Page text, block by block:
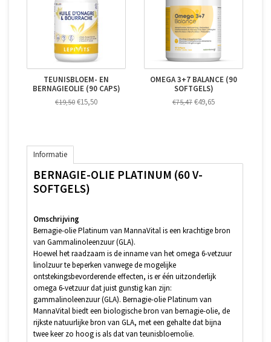
TEUNISBLOEM- EN
BERNAGIEOLIE (90 CAPS)
€19,50 €15,50
OMEGA 3+7 BALANCE (90
SOFTGELS)
€75,47 €49,65
Informatie
BERNAGIE-OLIE PLATINUM (60 V-
SOFTGELS)
Omschrijving
Bernagie-olie Platinum van MannaVital is een krachtige bron
van Gammalinoleenzuur (GLA).
Hoewel het raadzaam is de inname van het omega 6-vetzuur
linolzuur te beperken vanwege de mogelijke
ontstekingsbevorderende effecten, is er één uitzonderlijk
omega 6-vetzuur dat juist gunstig kan zijn:
gammalinoleenzuur (GLA). Bernagie-olie Platinum van
MannaVital biedt een biologische bron van bernagie-olie, de
rijkste natuurlijke bron van GLA, met een gehalte dat bijna
twee keer zo hoog is als dat van teunisbloemolie.